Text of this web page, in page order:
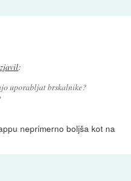
:
uporabljat brskalnike?
neprimerno boljša kot na